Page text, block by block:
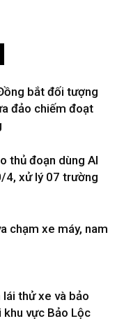
bắt đối tượng
đảo chiếm đoạt
thủ đoạn dùng AI
4, xử lý 07 trường
chạm xe máy, nam
thử xe và bảo
vực Bảo Lộc